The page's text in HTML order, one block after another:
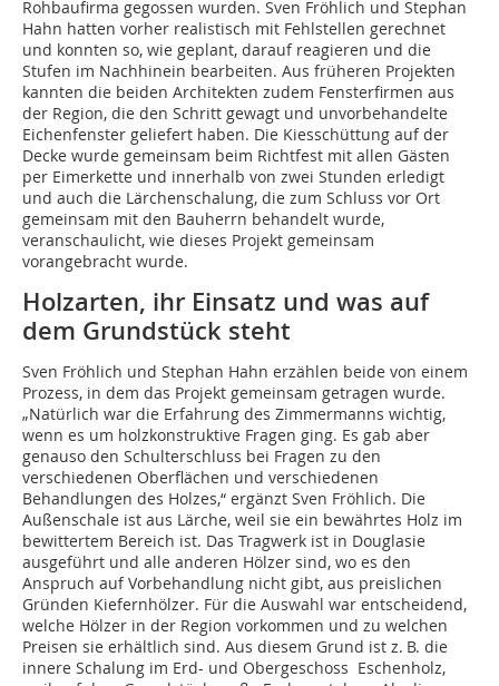
Rohbaufirma gegossen wurden. Sven Fröhlich und Stephan
Hahn hatten vorher realistisch mit Fehlstellen gerechnet
und konnten so, wie geplant, darauf reagieren und die
Stufen im Nachhinein bearbeiten. Aus früheren Projekten
kannten die beiden Architekten zudem Fensterfirmen aus
der Region, die den Schritt gewagt und unvorbehandelte
Eichenfenster geliefert haben. Die Kiesschüttung auf der
Decke wurde gemeinsam beim Richtfest mit allen Gästen
per Eimerkette und innerhalb von zwei Stunden erledigt
und auch die Lärchenschalung, die zum Schluss vor Ort
gemeinsam mit den Bauherrn behandelt wurde,
veranschaulicht, wie dieses Projekt gemeinsam
vorangebracht wurde.
Holzarten, ihr Einsatz und was auf
dem Grundstück steht
Sven Fröhlich und Stephan Hahn erzählen beide von einem
Prozess, in dem das Projekt gemeinsam getragen wurde.
„Natürlich war die Erfahrung des Zimmermanns wichtig,
wenn es um holzkonstruktive Fragen ging. Es gab aber
genauso den Schulterschluss bei Fragen zu den
verschiedenen Oberflächen und verschiedenen
Behandlungen des Holzes,“ ergänzt Sven Fröhlich. Die
Außenschale ist aus Lärche, weil sie ein bewährtes Holz im
bewittertem Bereich ist. Das Tragwerk ist in Douglasie
ausgeführt und alle anderen Hölzer sind, wo es den
Anspruch auf Vorbehandlung nicht gibt, aus preislichen
Gründen Kiefernhölzer. Für die Auswahl war entscheidend,
welche Hölzer in der Region vorkommen und zu welchen
Preisen sie erhältlich sind. Aus diesem Grund ist z. B. die
innere Schalung im Erd- und Obergeschoss Eschenholz,